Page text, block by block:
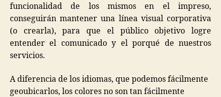
funcionalidad de los mismos en el impreso,
conseguirán mantener una línea visual corporativa
(o crearla), para que el público objetivo logre
entender el comunicado y el porqué de nuestros
servicios.
A diferencia de los idiomas, que podemos fácilmente
geoubicarlos, los colores no son tan fácilmente